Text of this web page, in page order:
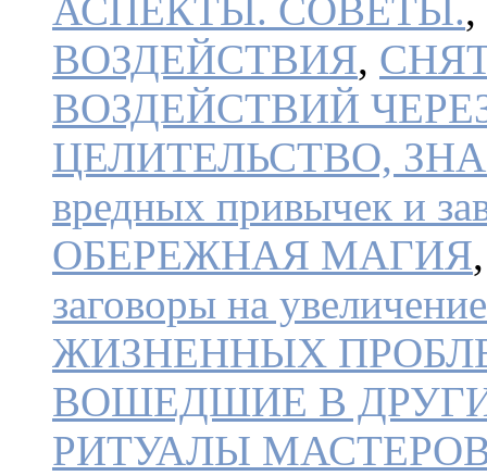
АСПЕКТЫ. СОВЕТЫ.,
ВОЗДЕЙСТВИЯ,
ВОЗДЕЙСТВИЙ
ЦЕЛИТЕЛЬСТВО,
вредных привычек и
ОБЕРЕЖНАЯ МАГИЯ
заговоры на
ЖИЗНЕННЫХ
ВОШЕДШИЕ В
РИТУАЛЫ